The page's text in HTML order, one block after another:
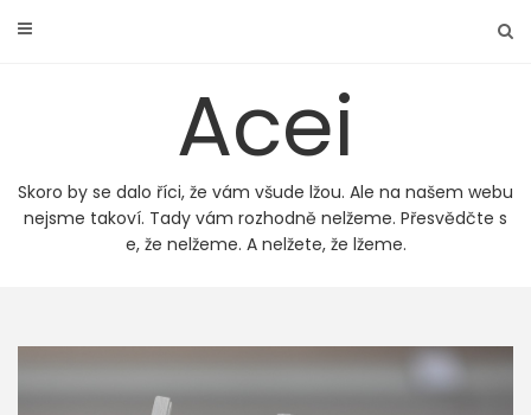
Acei
Skoro by se dalo říci, že vám všude lžou. Ale na našem webu
nejsme takoví. Tady vám rozhodně nelžeme. Přesvědčte s
e, že nelžeme. A nelžete, že lžeme.